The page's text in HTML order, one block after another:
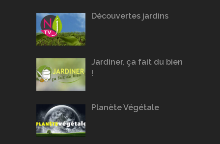
Découvertes jardins
Jardiner, ça fait du bien
!
Planète Végétale